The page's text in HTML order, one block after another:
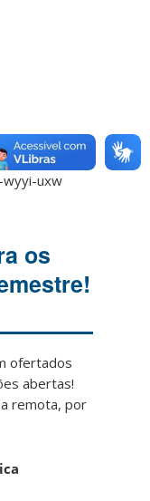
uxw
os
ofertados
abertas!
remota, por